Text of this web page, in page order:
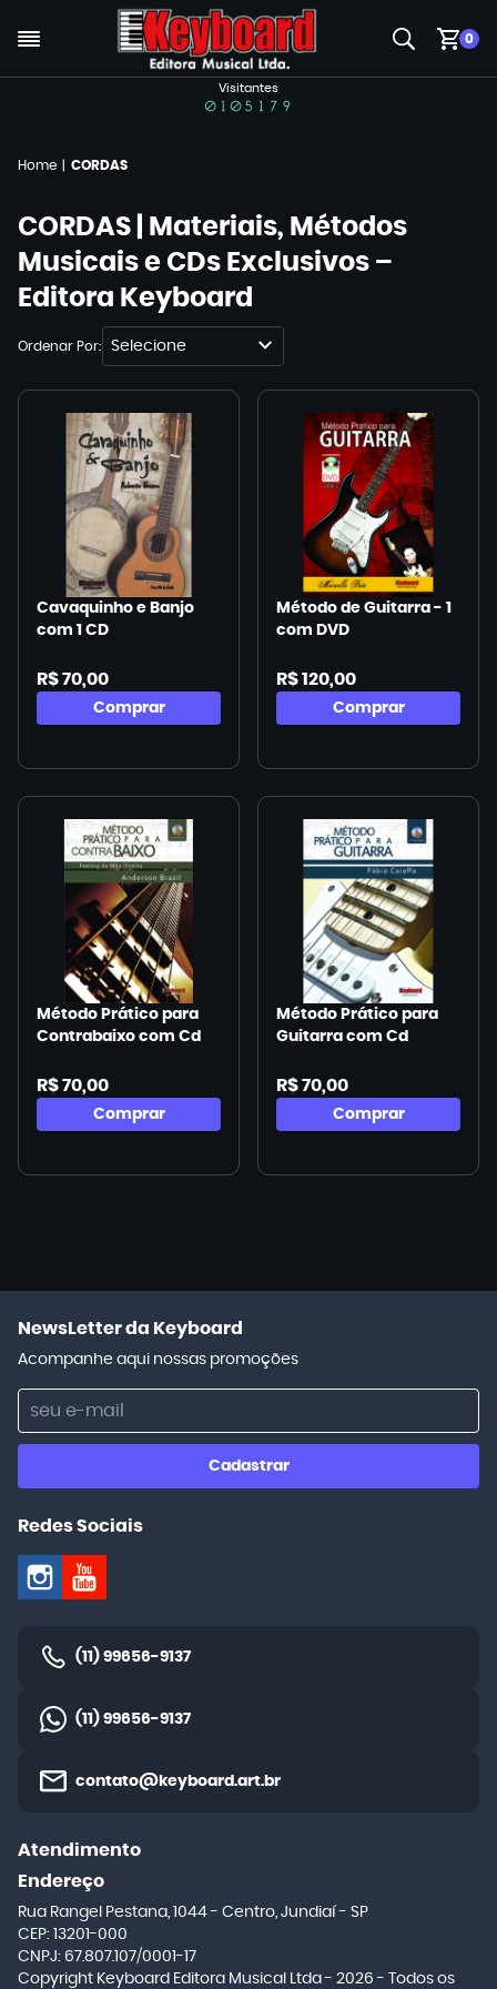
Visitantes
0
CORDAS | Materiais, Métodos
Musicais e CDs Exclusivos –
Editora Keyboard
Home CORDAS
Ordenar Por Selecione
Cavaquinho e Banjo
com 1 CD
R$ 70,00
Comprar
Método de Guitarra - 1
com DVD
R$ 120,00
Comprar
Método Prático para
Contrabaixo com Cd
R$ 70,00
Comprar
Método Prático para
Guitarra com Cd
R$ 70,00
Comprar
NewsLetter da Keyboard
Acompanhe aqui nossas promoções
Cadastrar
Redes Sociais
(11) 99656-9137
(11) 99656-9137
contato@keyboard.art.br
Endereço
Rua Rangel Pestana, 1044- Centro, Jundiaí - SP
CEP: 13201-000
CNPJ: 67.807.107/0001-17
Atendimento
Copyright Keyboard Editora Musical Ltda - 2026 - Todos os